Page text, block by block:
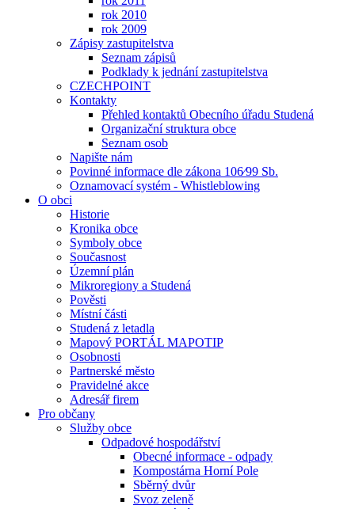
rok 2010
rok 2009
Zápisy zastupitelstva
Seznam zápisů
Podklady k jednání zastupitelstva
CZECHPOINT
Kontakty
Přehled kontaktů Obecního úřadu Studená
Organizační struktura obce
Seznam osob
Napište nám
Povinné informace dle zákona 106⁄99 Sb.
Oznamovací systém - Whistleblowing
O obci
Historie
Kronika obce
Symboly obce
Současnost
Územní plán
Mikroregiony a Studená
Pověsti
Místní části
Studená z letadla
Mapový PORTÁL MAPOTIP
Osobnosti
Partnerské město
Pravidelné akce
Adresář firem
Pro občany
Služby obce
Odpadové hospodářství
Obecné informace - odpady
Kompostárna Horní Pole
Sběrný dvůr
Svoz zeleně